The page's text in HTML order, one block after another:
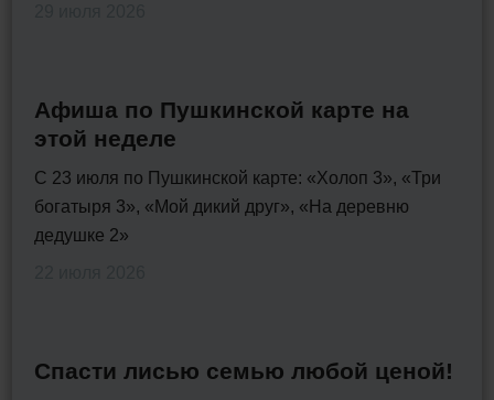
Афиша по Пушкинской карте на
этой неделе
С 23 июля по Пушкинской карте: «Холоп 3», «Три
богатыря 3», «Мой дикий друг», «На деревню
дедушке 2»
Спасти лисью семью любой ценой!